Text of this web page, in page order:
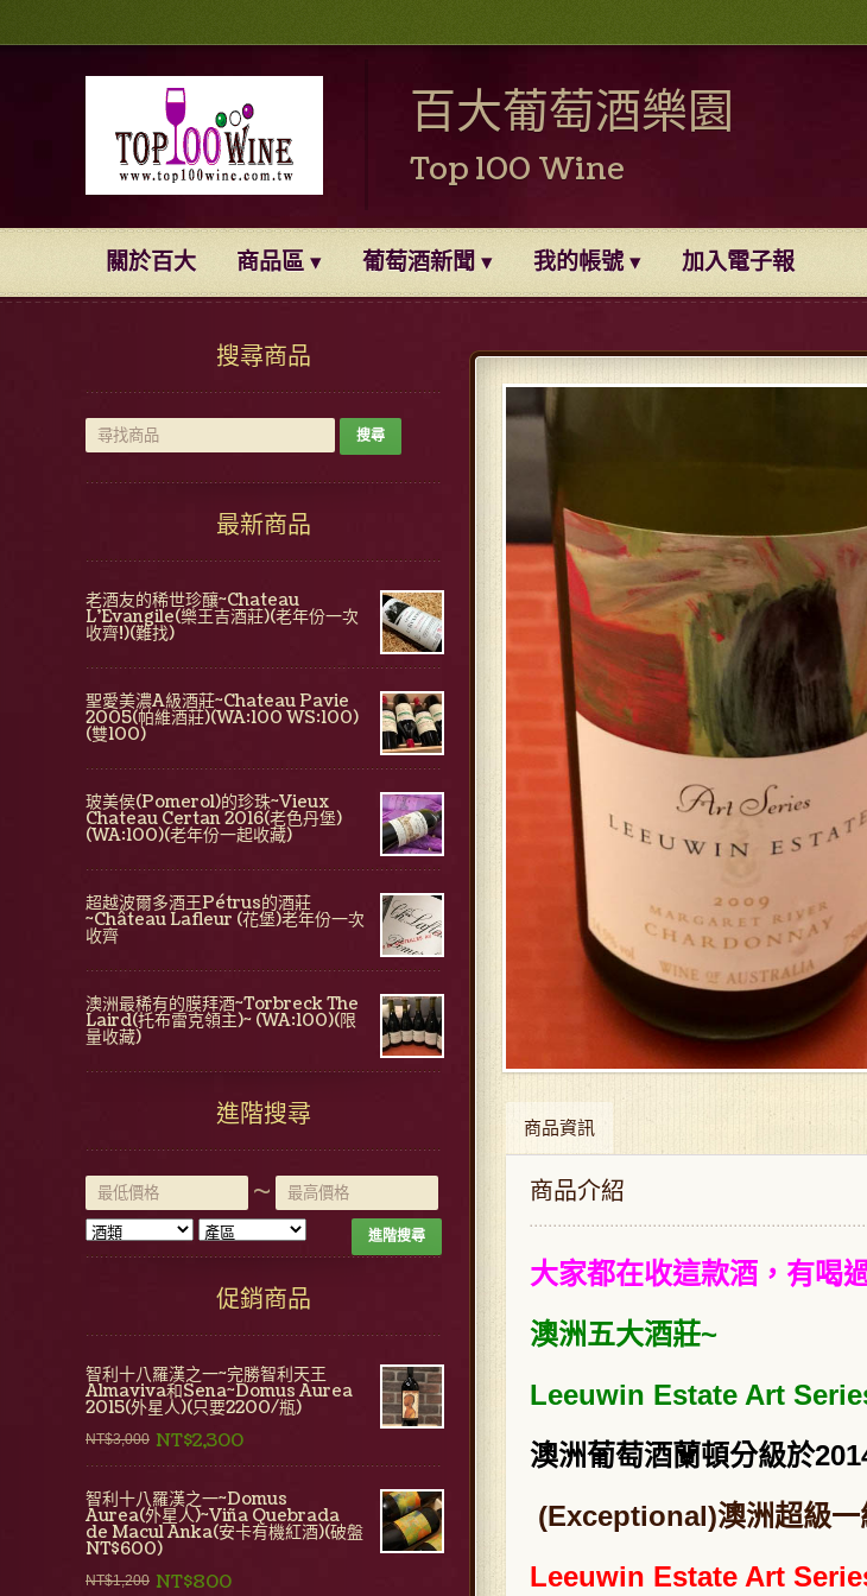
百大葡萄酒樂園
Top 100 Wine
關於百大 商品區 葡萄酒新聞 我的帳號 加入電子報
搜尋商品
最新商品
老酒友的稀世珍釀~Chateau
L'Evangile(樂王吉酒莊)(老年份一次
收齊!)(難找)
聖愛美濃A級酒莊~Chateau Pavie
2005(帕維酒莊)(WA:100 WS:100)
(雙100)
玻美侯(Pomerol)的珍珠~Vieux
Chateau Certan 2016(老色丹堡)
(WA:100)(老年份一起收藏)
超越波爾多酒王Pétrus的酒莊
~Château Lafleur (花堡)老年份一次
收齊
澳洲最稀有的膜拜酒~Torbreck The
Laird(托布雷克領主)~ (WA:100)(限
量收藏)
進階搜尋
~
進階搜尋
促銷商品
智利十八羅漢之一~完勝智利天王
Almaviva和Sena~Domus Aurea
2015(外星人)(只要2200/瓶)
NT$3,000 NT$2,300
智利十八羅漢之一~Domus
Aurea(外星人)~Viña Quebrada
de Macul Anka(安卡有機紅酒)(破盤
NT$600)
NT$1,200 NT$800
商品資訊
商品介紹
大家都在收這款酒，有喝
澳洲五大酒莊~
Leeuwin Estate Art
澳洲葡萄酒蘭頓分級於
(Exceptional)澳洲超級一
Leeuwin Estate Art